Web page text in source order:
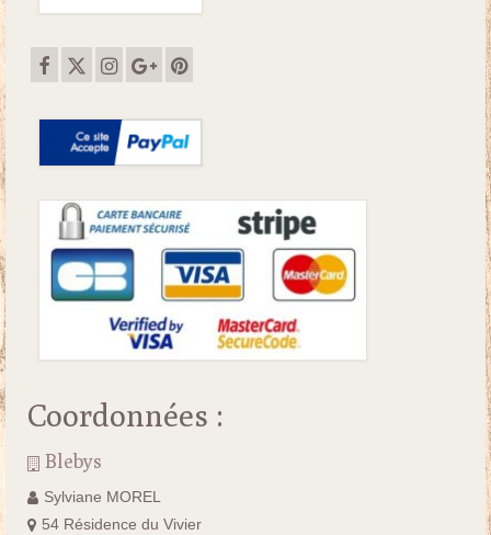
Coordonnées :
Blebys
Sylviane MOREL
54 Résidence du Vivier